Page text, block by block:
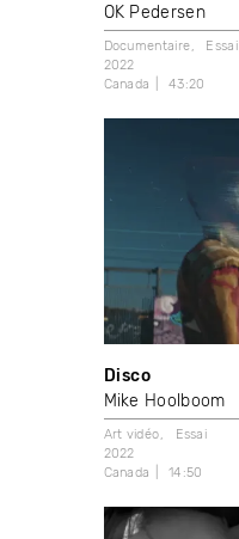
OK Pedersen
Documentaire Essai
2022
Canada
43:20
Disco
Mike Hoolboom
Art vidéo
Essai
2022
Canada
14:50